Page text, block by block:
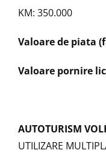
KM: 350.000
Valoare de piata
Valoare pornire
AUTOTURISM
UTILIZARE